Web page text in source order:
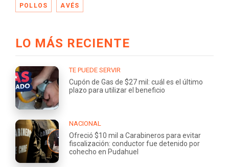
POLLOS AVÉS
LO MÁS RECIENTE
TE PUEDE SERVIR
Cupón de Gas de $27 mil: cuál es el último
plazo para utilizar el beneficio
NACIONAL
Ofreció $10 mil a Carabineros para evitar
fiscalización: conductor fue detenido por
cohecho en Pudahuel